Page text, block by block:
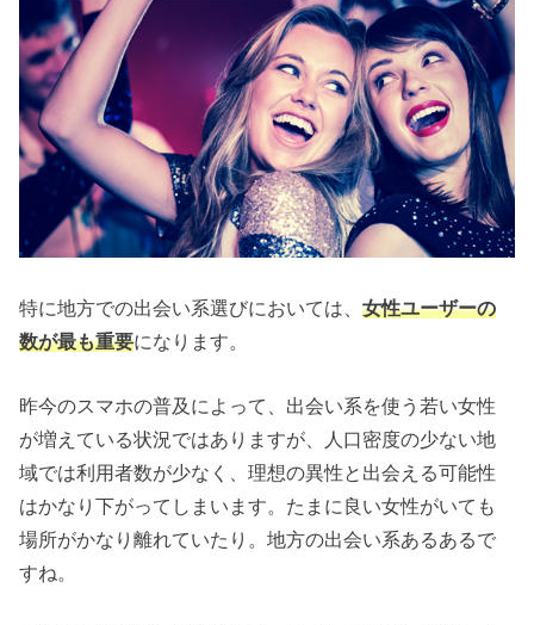
特に地方での出会い系選びにおいては、女性ユーザーの
数が最も重要になります。
昨今のスマホの普及によって、出会い系を使う若い女性
が増えている状況ではありますが、人口密度の少ない地
域では利用者数が少なく、理想の異性と出会える可能性
はかなり下がってしまいます。たまに良い女性がいても
場所がかなり離れていたり。地方の出会い系あるあるで
すね。